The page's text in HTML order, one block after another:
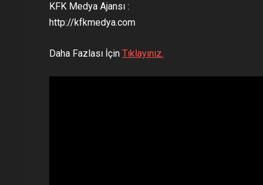
KFK Medya Ajansı :
http://kfkmedya.com
Daha Fazlası İçin Tıklayınız.